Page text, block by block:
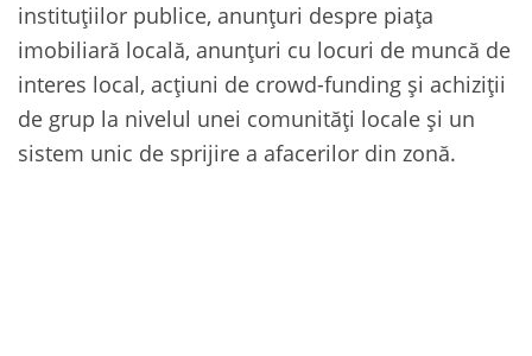
instituțiilor publice, anunțuri despre piața
imobiliară locală, anunțuri cu locuri de muncă de
interes local, acțiuni de crowd-funding și achiziții
de grup la nivelul unei comunități locale și un
sistem unic de sprijire a afacerilor din zonă.